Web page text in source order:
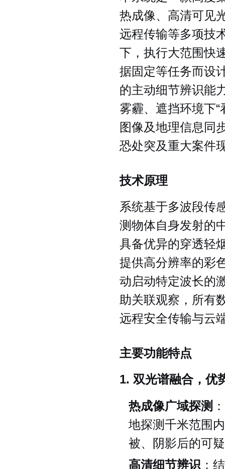
热成像、高清可见
远程传输等多项技
下，执行大范围快
据固定等任务而设
的主动细节辨识能
雾霾、遮挡环境下
图像及地理信息同
恐处突及重大案件
技术原理
系统基于多波段传
测物体自身发射的
具备优异的穿透轻
提供高分辨率的彩
动启动特定波长的
助关联观察，所有
远程安全传输与云
主要功能特点
1. 双光谱融合，优
热成像广域探测
地探测千米范围
被、阴影后的可
高清细节辨识 ：